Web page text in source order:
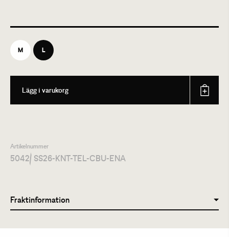
M L
Lägg i varukorg
Artikelnummer
5042/ SS26-KNT-TEL-CBU-ENA
Fraktinformation